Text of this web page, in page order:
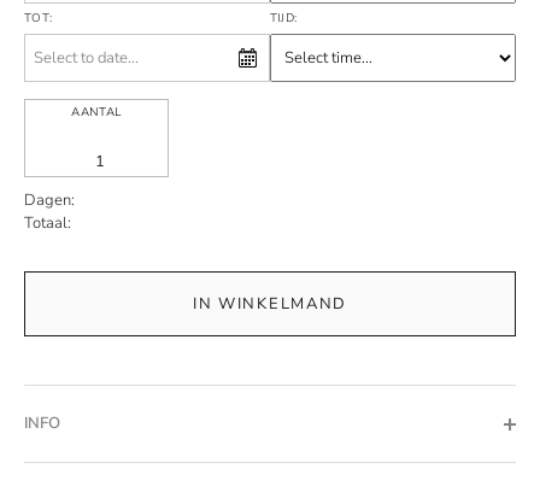
TOT: TIJD:
AANTAL
Dagen:
Totaal:
IN WINKELMAND
INFO